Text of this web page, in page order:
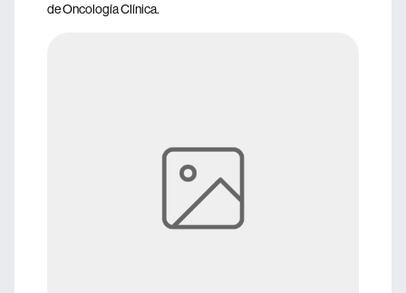
de Oncología Clínica.